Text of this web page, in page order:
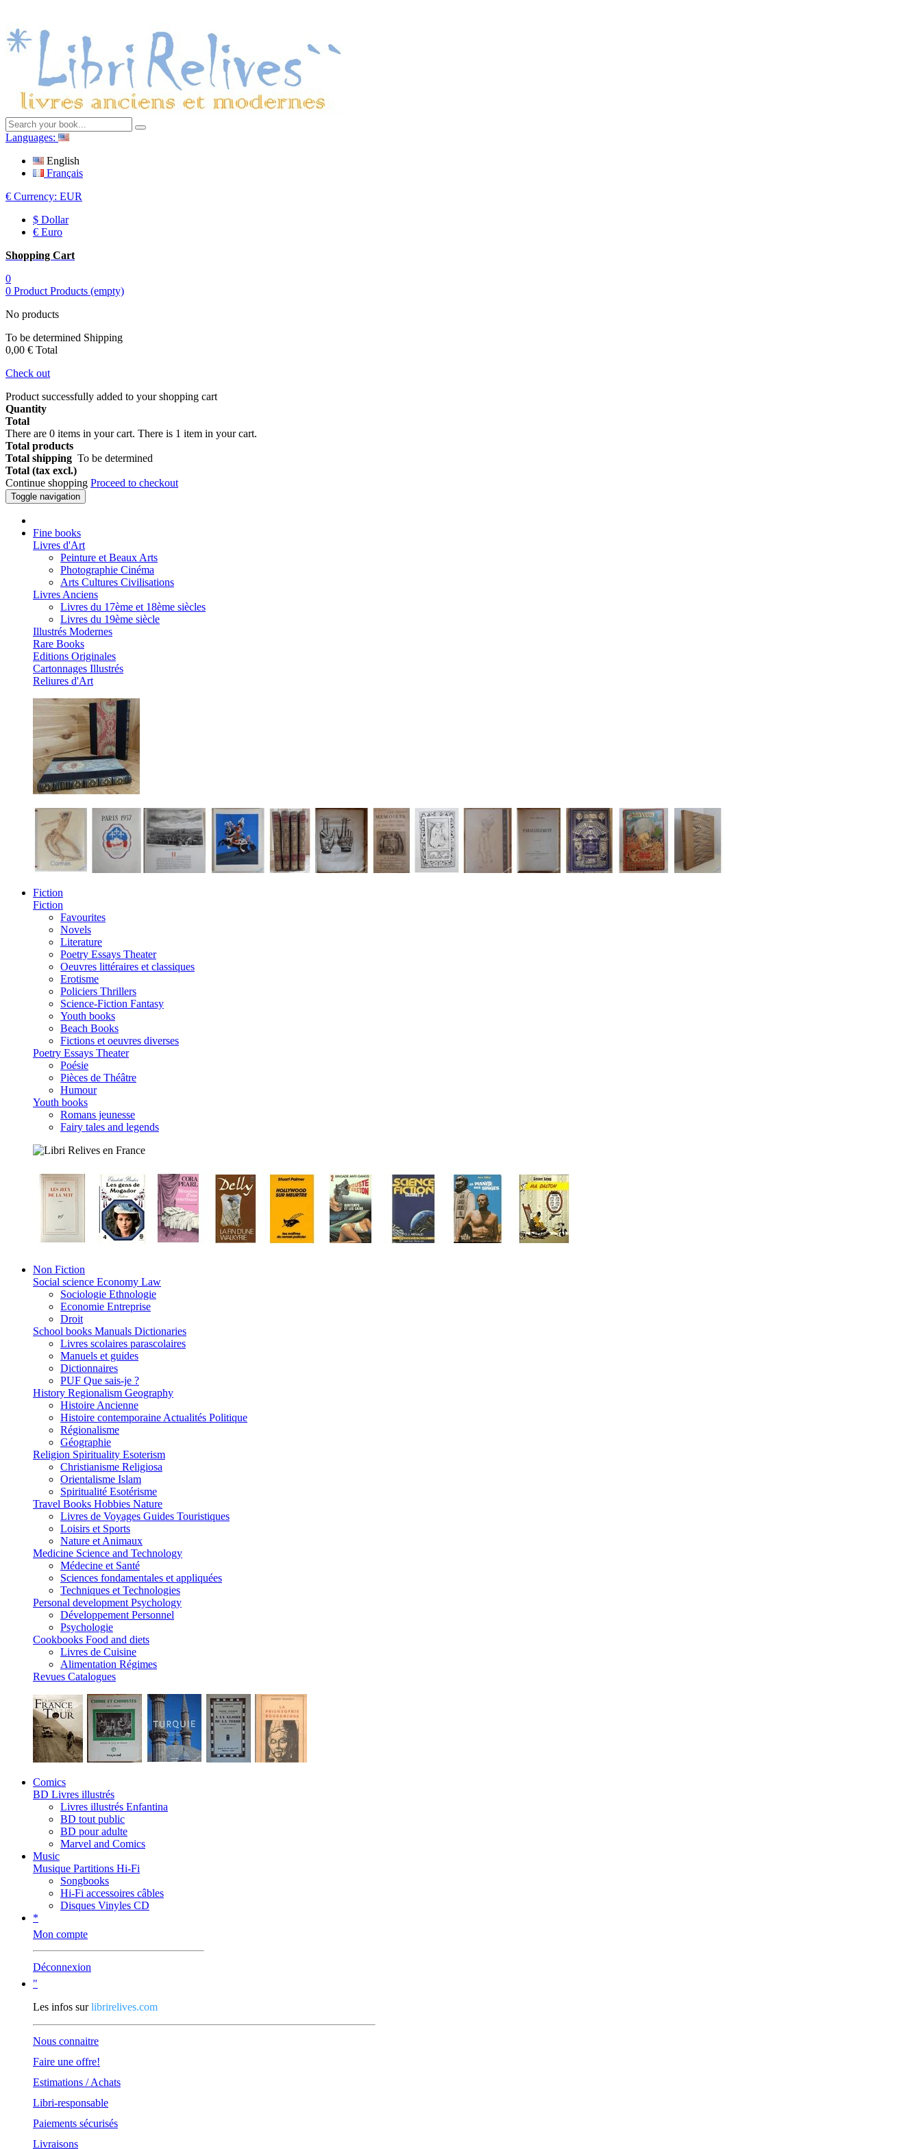
Languages:
English
Français
€ Currency: EUR
$ Dollar
€ Euro
Shopping Cart
0
0 Product Products (empty)
No products
To be determined Shipping
0,00 € Total
Check out
Product successfully added to your shopping cart
Quantity
Total
There are 0 items in your cart. There is 1 item in your cart.
Total products
Total shipping To be determined
Total (tax excl.)
Continue shopping Proceed to checkout
Toggle navigation
Fine books
Livres d'Art
Peinture et Beaux Arts
Photographie Cinéma
Arts Cultures Civilisations
Livres Anciens
Livres du 17ème et 18ème siècles
Livres du 19ème siècle
Illustrés Modernes
Rare Books
Editions Originales
Cartonnages Illustrés
Reliures d'Art
Fiction
Fiction
Favourites
Novels
Literature
Poetry Essays Theater
Oeuvres littéraires et classiques
Erotisme
Policiers Thrillers
Science-Fiction Fantasy
Youth books
Beach Books
Fictions et oeuvres diverses
Poetry Essays Theater
Poésie
Pièces de Théâtre
Humour
Youth books
Romans jeunesse
Fairy tales and legends
Non Fiction
Social science Economy Law
Sociologie Ethnologie
Economie Entreprise
Droit
School books Manuals Dictionaries
Livres scolaires parascolaires
Manuels et guides
Dictionnaires
PUF Que sais-je ?
History Regionalism Geography
Histoire Ancienne
Histoire contemporaine Actualités Politique
Régionalisme
Géographie
Religion Spirituality Esoterism
Christianisme Religiosa
Orientalisme Islam
Spiritualité Esotérisme
Travel Books Hobbies Nature
Livres de Voyages Guides Touristiques
Loisirs et Sports
Nature et Animaux
Medicine Science and Technology
Médecine et Santé
Sciences fondamentales et appliquées
Techniques et Technologies
Personal development Psychology
Développement Personnel
Psychologie
Cookbooks Food and diets
Livres de Cuisine
Alimentation Régimes
Revues Catalogues
Comics
BD Livres illustrés
Livres illustrés Enfantina
BD tout public
BD pour adulte
Marvel and Comics
Music
Musique Partitions Hi-Fi
Songbooks
Hi-Fi accessoires câbles
Disques Vinyles CD
*
Mon compte
Déconnexion
"
Les infos surlibrirelives.com
Nous connaitre
Faire une offre!
Estimations / Achats
Libri-responsable
Paiements sécurisés
Livraisons